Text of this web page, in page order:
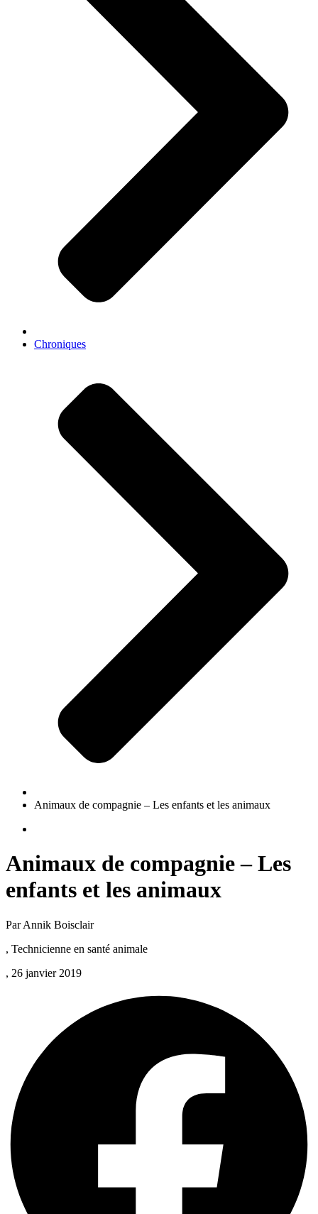
Chroniques
Animaux de compagnie – Les enfants et les animaux
Animaux de compagnie – Les
enfants et les animaux
Par Annik Boisclair
, Technicienne en santé animale
, 26 janvier 2019